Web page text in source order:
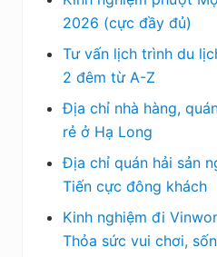
2026 (cực đầy đủ)
Tư vấn lịch trình du
2 đêm từ A-Z
Địa chỉ nhà hàng,
rẻ ở Hạ Long
Địa chỉ quán hải sản
Tiến cực đông khách
Kinh nghiệm đi
Thỏa sức vui chơi,